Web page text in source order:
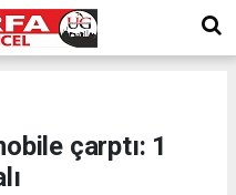
çarptı: 1